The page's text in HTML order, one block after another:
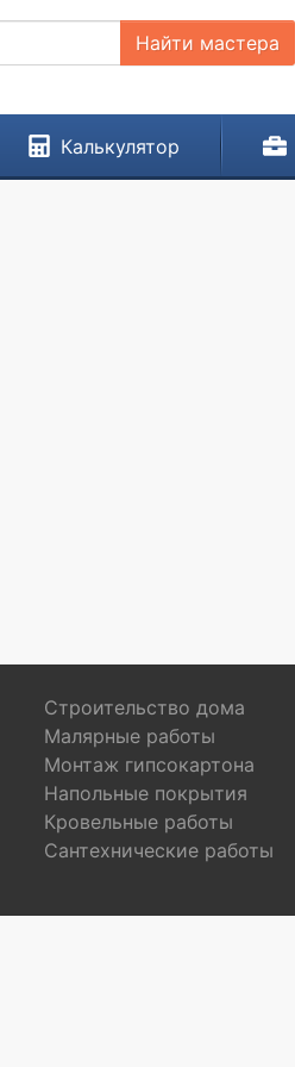
Найти мастера
Калькулятор
Строительство дома
Малярные работы
Монтаж гипсокартона
Напольные покрытия
Кровельные работы
Сантехнические работы